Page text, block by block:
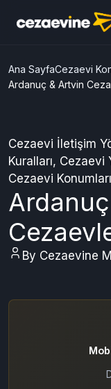
Ana Sayfa Cezaevi
Ardanuç & Artvin
Cezaevi İletişim
Kuralları ,Cezaevi
Cezaevi
By Cezaevine